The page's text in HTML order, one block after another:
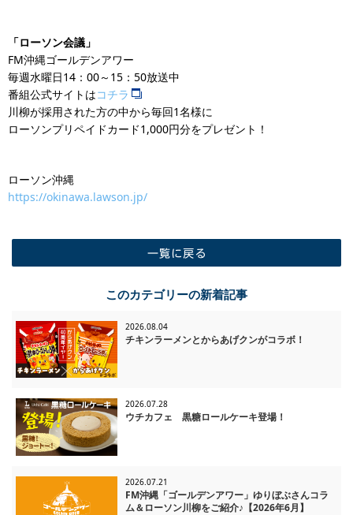
「ローソン会議」
FM沖縄ゴールデンアワー
毎週水曜日14：00～15：50放送中
番組公式サイトはコチラ
川柳が採用された方の中から毎回1名様に
ローソンプリペイドカード1,000円分をプレゼント！
ローソン沖縄
https://okinawa.lawson.jp/
このカテゴリーの新着記事
2026.08.04
チキンラーメンとからあげクンがコラボ！
2026.07.28
ウチカフェ 黒糖ロールケーキ登場！
2026.07.21
FM沖縄「ゴールデンアワー」ゆりぼぶさんコラ
ム＆ローソン川柳をご紹介♪【2026年6月】